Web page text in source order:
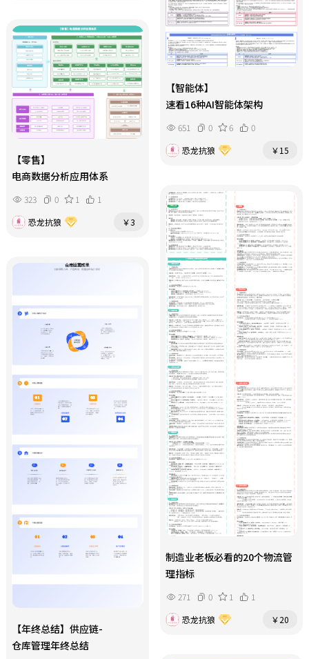
【智能体】
速看16种AI智能体架构
651 0 6
0
恐龙抗狼
￥15
【零售】
电商数据分析应用体系
323 0 1
1
恐龙抗狼
￥3
制造业老板必看的20个物流管
理指标
271 0 1
1
恐龙抗狼
￥20
【年终总结】供应链-
仓库管理年终总结